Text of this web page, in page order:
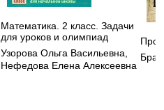
Математика. 2 класс. Задачи
для уроков и олимпиад
Узорова Ольга Васильевна
Нефедова Елена Алексеевна